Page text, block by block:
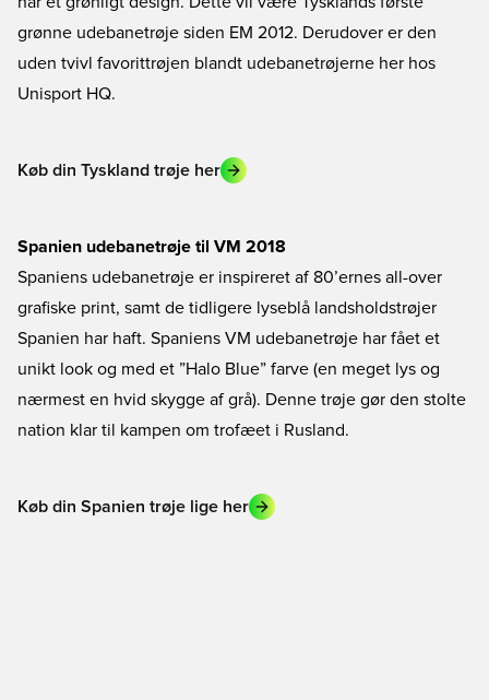
grønne udebanetrøje siden EM 2012. Derudover er den
uden tvivl favorittrøjen blandt udebanetrøjerne her hos
Unisport HQ.
Køb din Tyskland trøje her
Spanien udebanetrøje til VM 2018
Spaniens udebanetrøje er inspireret af 80’ernes all-over
grafiske print, samt de tidligere lyseblå landsholdstrøjer
Spanien har haft. Spaniens VM udebanetrøje har fået et
unikt look og med et ”Halo Blue” farve (en meget lys og
nærmest en hvid skygge af grå). Denne trøje gør den stolte
nation klar til kampen om trofæet i Rusland.
Køb din Spanien trøje lige her